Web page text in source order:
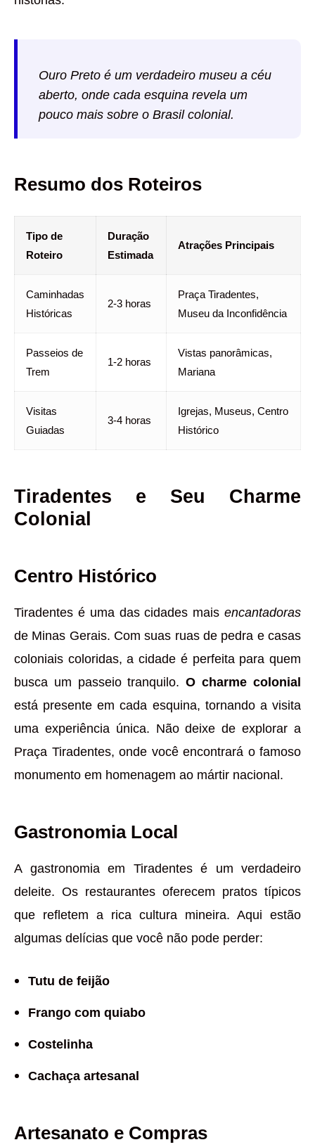
Ouro Preto é um verdadeiro museu a céu
aberto, onde cada esquina revela um
pouco mais sobre o Brasil colonial.
Resumo dos Roteiros
Tipo de
Roteiro
Duração
Estimada
Atrações Principais
Caminhadas
Históricas
2-3 horas
Praça Tiradentes,
Museu da Inconfidência
Passeios de
Trem
1-2 horas
Vistas panorâmicas,
Mariana
Visitas
Guiadas
3-4 horas
Igrejas, Museus, Centro
Histórico
Tiradentes e Seu Charme
Colonial
Centro Histórico
Tiradentes é uma das cidades mais encantadoras
de Minas Gerais. Com suas ruas de pedra e casas
coloniais coloridas, a cidade é perfeita para quem
busca um passeio tranquilo.O charme colonial
está presente em cada esquina, tornando a visita
uma experiência única. Não deixe de explorar a
Praça Tiradentes, onde você encontrará o famoso
monumento em homenagem ao mártir nacional.
Gastronomia Local
A gastronomia em Tiradentes é um verdadeiro
deleite. Os restaurantes oferecem pratos típicos
que refletem a rica cultura mineira. Aqui estão
algumas delícias que você não pode perder:
Tutu de feijão
Frango com quiabo
Costelinha
Cachaça artesanal
Artesanato e Compras